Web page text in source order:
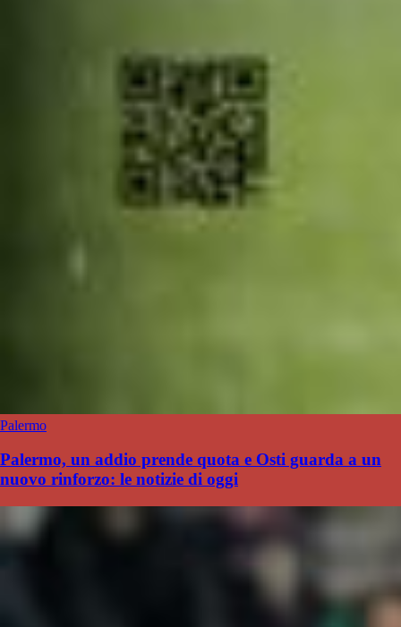
Palermo
Palermo, un addio prende quota e Osti guarda a un
nuovo rinforzo: le notizie di oggi